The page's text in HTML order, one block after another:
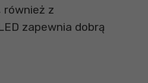
również z
zapewnia dobrą